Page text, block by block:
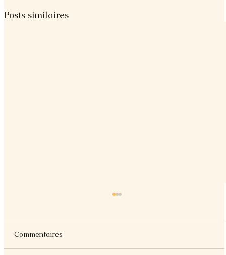
Posts similaires
Commentaires